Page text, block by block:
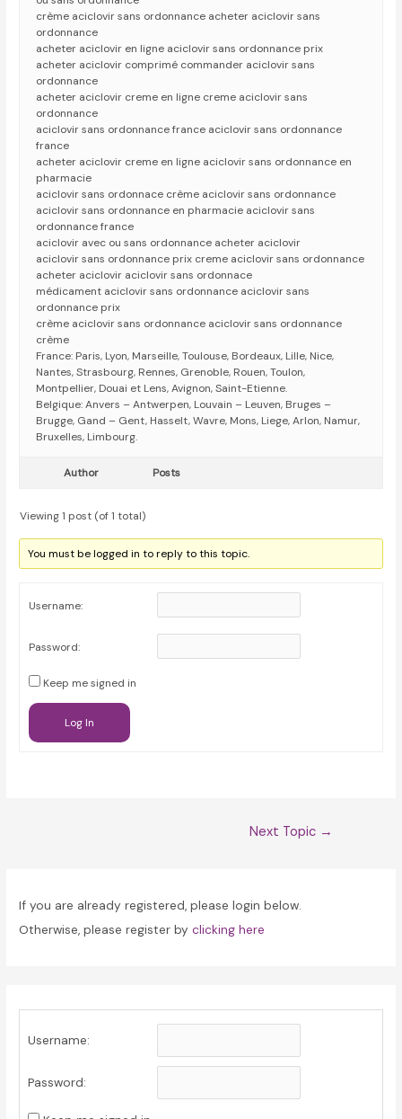
crème aciclovir sans ordonnance acheter aciclovir sans
ordonnance
acheter aciclovir en ligne aciclovir sans ordonnance prix
acheter aciclovir comprimé commander aciclovir sans
ordonnance
acheter aciclovir creme en ligne creme aciclovir sans
ordonnance
aciclovir sans ordonnance france aciclovir sans ordonnance
france
acheter aciclovir creme en ligne aciclovir sans ordonnance en
pharmacie
aciclovir sans ordonnace crème aciclovir sans ordonnance
aciclovir sans ordonnance en pharmacie aciclovir sans
ordonnance france
aciclovir avec ou sans ordonnance acheter aciclovir
aciclovir sans ordonnance prix creme aciclovir sans ordonnance
acheter aciclovir aciclovir sans ordonnace
médicament aciclovir sans ordonnance aciclovir sans
ordonnance prix
crème aciclovir sans ordonnance aciclovir sans ordonnance
crème
France: Paris, Lyon, Marseille, Toulouse, Bordeaux, Lille, Nice,
Nantes, Strasbourg, Rennes, Grenoble, Rouen, Toulon,
Montpellier, Douai et Lens, Avignon, Saint-Etienne.
Belgique: Anvers – Antwerpen, Louvain – Leuven, Bruges –
Brugge, Gand – Gent, Hasselt, Wavre, Mons, Liege, Arlon, Namur,
Bruxelles, Limbourg.
Author Posts
Viewing 1 post (of 1 total)
You must be logged in to reply to this topic.
Username:
Password:
Keep me signed in
Log In
Next Topic →
If you are already registered, please login below.
Otherwise, please register byclicking here
Username:
Password: